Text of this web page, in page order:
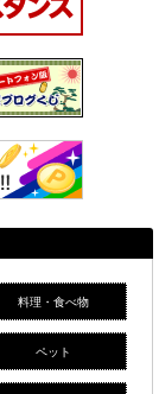
料理・食べ物
ペット